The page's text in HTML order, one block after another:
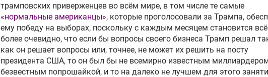
трамповских приверженцев во всём мире, в том числе те самые
«нормальные американцы», которые проголосовали за Трампа,
ему победу на выборах, поскольку с каждым месяцем становится всё
более очевидно, что если бы вопросы своего бизнеса Трамп решал
как он решает вопросы или, точнее, не может их решить на посту
президента США, то он был бы не всемирно известным
безвестным попрошайкой, и то на далеко не лучшем для этого